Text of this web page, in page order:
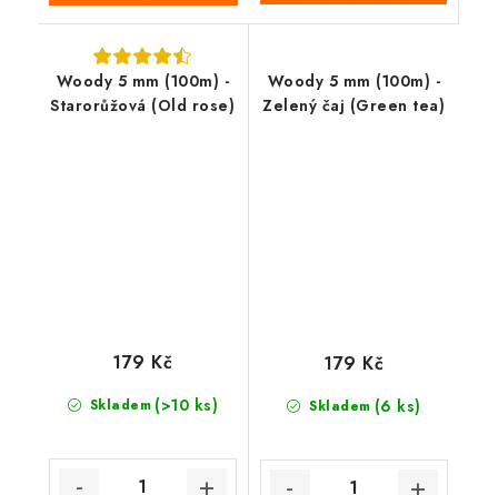
Woody 5 mm (100m) -
Starorůžová (Old rose)
Skladem (>10 ks)
179 Kč
Woody 5 mm (100m) -
Zelený čaj (Green tea)
Skladem (6 ks)
179 Kč